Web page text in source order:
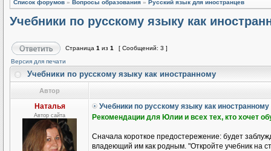
Список форумов » Вопросы образования » Русский язык для иностранцев
Учебники по русскому языку как
Страница 1 из 1
[ Сообщений: 3 ]
Версия для печати
Учебники по русскому языку как иностранному
Автор
Наталья
Автор сайта
Учебники по русскому языку как иностранному
Рекомендации для Юлии и всех тех, кто хочет
Сначала короткое предостережение: будет
владеющий им как родным. "Откройте учебник на